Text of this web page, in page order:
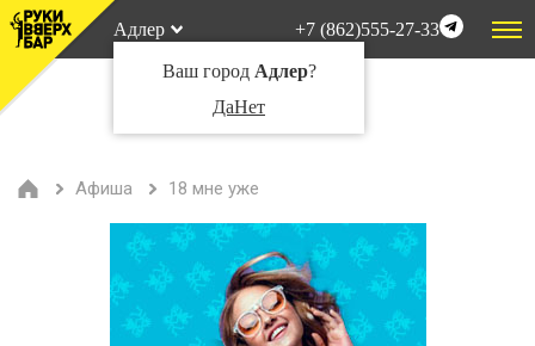
Адлер
Ваш город Адлер?
ДаНет
+7 (862)555-27-33
Афиша 18 мне уже